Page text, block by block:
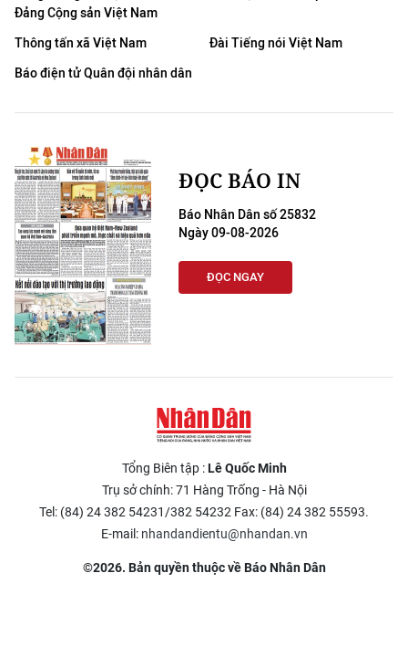
Đảng Cộng sản Việt Nam
Thông tấn xã Việt Nam
Đài Tiếng nói Việt Nam
Báo điện tử Quân đội nhân dân
ĐỌC BÁO IN
Báo Nhân Dân số 25832
Ngày 09-08-2026
ĐỌC NGAY
Tổng Biên tập :Lê Quốc Minh
Trụ sở chính: 71 Hàng Trống - Hà Nội
Tel: (84) 24 382 54231/382 54232 Fax: (84) 24 382 55593.
E-mail: nhandandientu@nhandan.vn
©2026. Bản quyền thuộc về Báo Nhân Dân